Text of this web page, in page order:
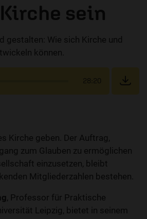
sein
gestalten: Wie sich Kirche und
können.
28:20
Kirche geben. Der Auftrag,
zum Glauben zu ermöglichen
einzusetzen, bleibt
Mitgliederzahlen bestehen.
, Professor für Praktische
Leipzig, bietet in seinem